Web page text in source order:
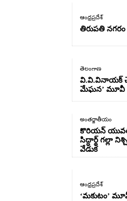
ఆంధ్రప్రదేశ్
తిరుపతి
తెలంగాణ
వి.వి.వినాయక్
మేఘన’ మూవీ
అంతర్జాతీయం
కొరియన్
సిద్ధార్థ్ గల్లా
వేడుక
ఆంధ్రప్రదేశ్
‘మకుటం’